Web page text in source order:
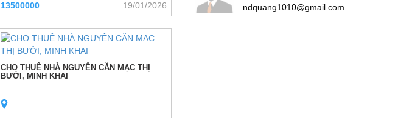
13500000 19/01/2026
CHO THUÊ NHÀ NGUYÊN CĂN MẠC THỊ
BƯỞI, MINH KHAI
ndquang1010@gmail.com